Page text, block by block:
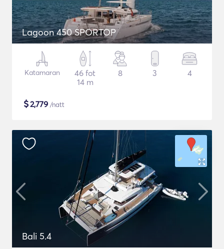
Lagoon 450 SPORTOP
Katamaran
46 fot
14 m
8 3 4
$2,779 /natt
Bali 5.4